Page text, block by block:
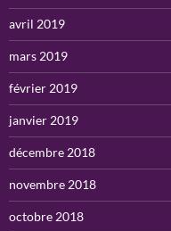
avril 2019
mars 2019
février 2019
janvier 2019
décembre 2018
novembre 2018
octobre 2018